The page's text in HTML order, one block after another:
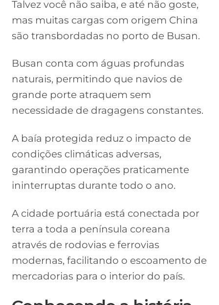
Talvez você não saiba, e até não goste,
mas muitas cargas com origem China
são transbordadas no porto de Busan.
Busan conta com águas profundas
naturais, permitindo que navios de
grande porte atraquem sem
necessidade de dragagens constantes.
A baía protegida reduz o impacto de
condições climáticas adversas,
garantindo operações praticamente
ininterruptas durante todo o ano.
A cidade portuária está conectada por
terra a toda a península coreana
através de rodovias e ferrovias
modernas, facilitando o escoamento de
mercadorias para o interior do país.